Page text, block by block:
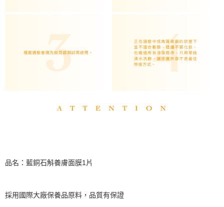
品名：藍銅石斛養膚面膜1片
採用國際大廠保養品原料，品質有保證